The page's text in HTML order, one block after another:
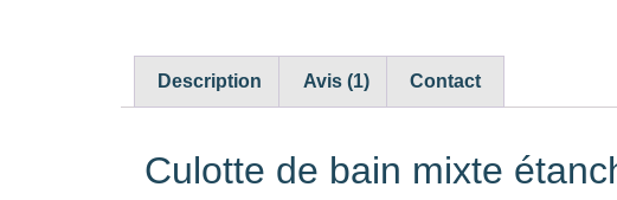
Description Avis (1) Contact
Culotte de bain mixte